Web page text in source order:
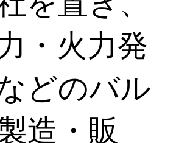
・火力発
どのバル
造・販